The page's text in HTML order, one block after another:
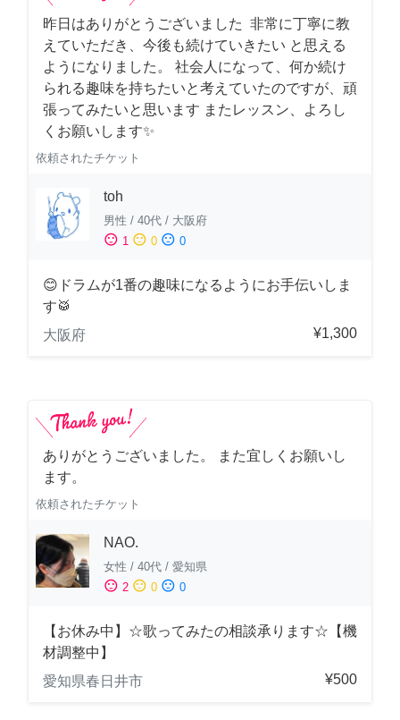
昨日はありがとうございました 非常に丁寧に教
えていただき、今後も続けていきたい と思える
ようになりました。 社会人になって、何か続け
られる趣味を持ちたいと考えていたのですが、頑
張ってみたいと思います またレッスン、よろし
くお願いします✨
依頼されたチケット
toh
男性 / 40代 / 大阪府
sentiment_satisfied 1 sentiment_neutral 0 sentiment_dissatisfied 0
😊ドラムが1番の趣味になるようにお手伝いしま
す🥁
大阪府
¥1,300
ありがとうございました。 また宜しくお願いし
ます。
依頼されたチケット
NAO.
女性 / 40代 / 愛知県
sentiment_satisfied 2 sentiment_neutral 0 sentiment_dissatisfied 0
【お休み中】☆歌ってみたの相談承ります☆【機
材調整中】
愛知県春日井市
¥500